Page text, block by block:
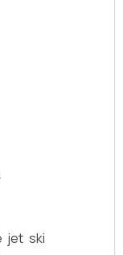
de
se
de
do
jet ski